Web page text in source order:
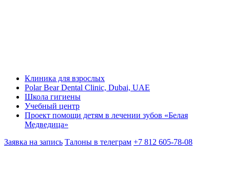
Клиника для взрослых
Polar Bear Dental Clinic, Dubai, UAE
Школа гигиены
Учебный центр
Проект помощи детям в лечении зубов «Белая
Медведица»
Заявка на запись Талоны в телеграм +7 812 605-78-08